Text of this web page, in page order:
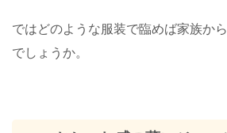
ではどのような服装で臨めば家族か
でしょうか。